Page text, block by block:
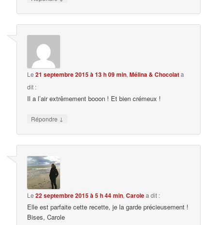
Le21 septembre 2015 à 13 h 09 min,Mélina & Chocolata
dit :
Il a l’air extrêmement booon ! Et bien crémeux !
Répondre ↓
Le22 septembre 2015 à 5 h 44 min,Carolea dit :
Elle est parfaite cette recette, je la garde précieusement !
Bises, Carole